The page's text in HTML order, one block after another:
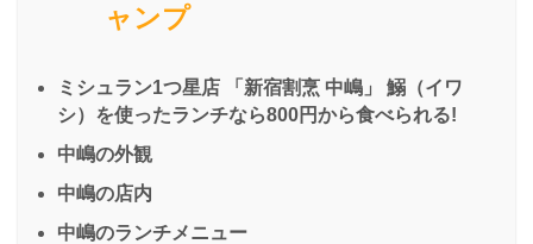
ャンプ
ミシュラン1つ星店 「新宿割烹 中嶋」 鰯（イワ
シ）を使ったランチなら800円から食べられる!
中嶋の外観
中嶋の店内
中嶋のランチメニュー